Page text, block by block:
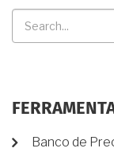
Banco de